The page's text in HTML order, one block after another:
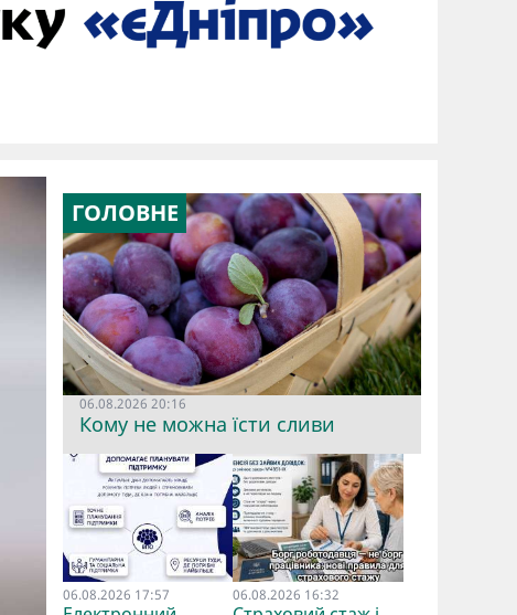
ГОЛОВНЕ
06.08.2026 20:16
Кому не можна їсти сливи
06.08.2026 17:57 06.08.2026 16:32